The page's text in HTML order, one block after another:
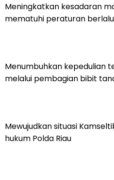
Meningkatkan kesadaran
mematuhi peraturan
Menumbuhkan kepedulian
melalui pembagian bibit
Mewujudkan situasi
hukum Polda Riau